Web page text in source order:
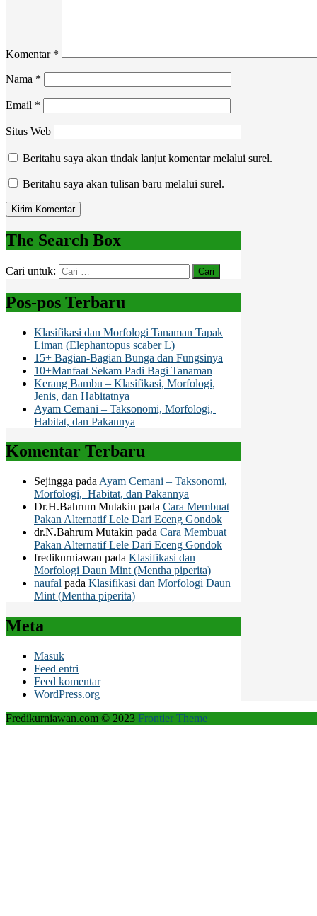
Komentar *
Nama *
Email *
Situs Web
Beritahu saya akan tindak lanjut komentar melalui surel.
Beritahu saya akan tulisan baru melalui surel.
The Search Box
Cari untuk:
Pos-pos Terbaru
Klasifikasi dan Morfologi Tanaman Tapak
Liman (Elephantopus scaber L)
15+ Bagian-Bagian Bunga dan Fungsinya
10+Manfaat Sekam Padi Bagi Tanaman
Kerang Bambu – Klasifikasi, Morfologi,
Jenis, dan Habitatnya
Ayam Cemani – Taksonomi, Morfologi,
Habitat, dan Pakannya
Komentar Terbaru
Sejingga pada Ayam Cemani – Taksonomi,
Morfologi, Habitat, dan Pakannya
Dr.H.Bahrum Mutakin pada Cara Membuat
Pakan Alternatif Lele Dari Eceng Gondok
dr.N.Bahrum Mutakin pada Cara Membuat
Pakan Alternatif Lele Dari Eceng Gondok
fredikurniawan pada Klasifikasi dan
Morfologi Daun Mint (Mentha piperita)
naufal pada Klasifikasi dan Morfologi Daun
Mint (Mentha piperita)
Meta
Masuk
Feed entri
Feed komentar
WordPress.org
Fredikurniawan.com © 2023 Frontier Theme